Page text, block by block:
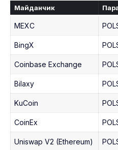
Майданчик
MEXC
BingX
Coinbase Exchange
Bilaxy
KuCoin
CoinEx
Uniswap V2 (Ethereum)